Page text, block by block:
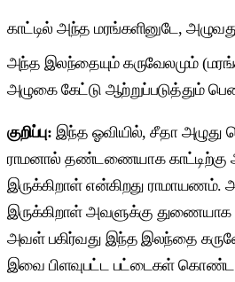
காட்டில் அந்த மரங்களினுடே,
அந்த இலந்தையும் கருவேலமும்
அழுகை கேட்டு ஆற்றுப்படுத்தும்
குறிப்பு: இந்த ஓவியில், சீதா
ராமனால் தண்டணையாக காட்டிற்கு
இருக்கிறாள் என்கிறது
இருக்கிறாள் அவளுக்கு
அவள் பகிர்வது இந்த இலந்தை
இவை பிளவுபட்ட பட்டைகள் கொண்ட